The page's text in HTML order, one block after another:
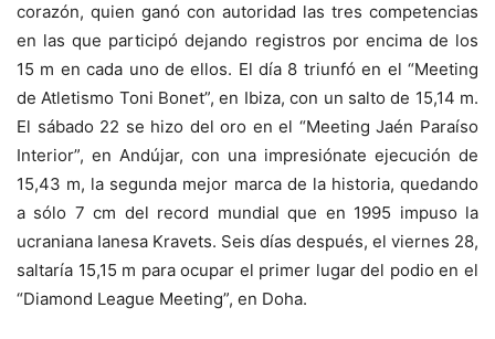
corazón, quien ganó con autoridad las tres competencias
en las que participó dejando registros por encima de los
15 m en cada uno de ellos. El día 8 triunfó en el “Meeting
de Atletismo Toni Bonet”, en Ibiza, con un salto de 15,14 m.
El sábado 22 se hizo del oro en el “Meeting Jaén Paraíso
Interior”, en Andújar, con una impresiónate ejecución de
15,43 m, la segunda mejor marca de la historia, quedando
a sólo 7 cm del record mundial que en 1995 impuso la
ucraniana Ianesa Kravets. Seis días después, el viernes 28,
saltaría 15,15 m para ocupar el primer lugar del podio en el
“Diamond League Meeting”, en Doha.